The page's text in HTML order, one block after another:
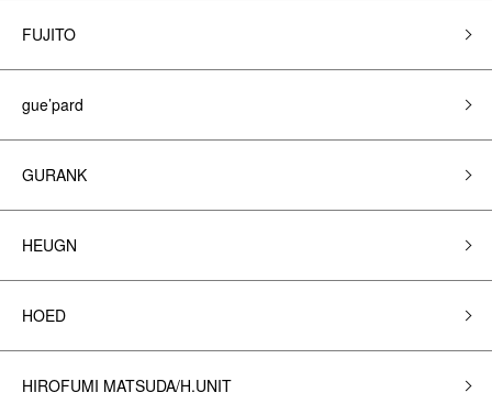
FUJITO
gue’pard
GURANK
HEUGN
HOED
HIROFUMI MATSUDA/H.UNIT